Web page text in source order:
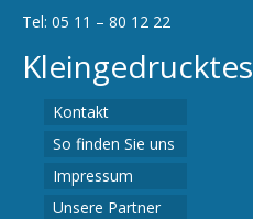
Tel: 05 11 – 80 12 22
Kleingedrucktes
Kontakt
So finden Sie uns
Impressum
Unsere Partner